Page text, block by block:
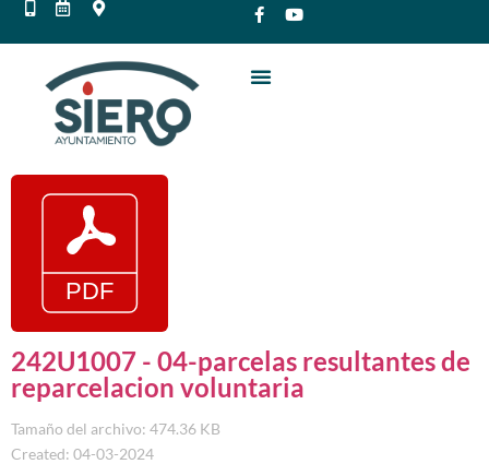
242U1007 - 04-parcelas resultantes de
reparcelacion voluntaria
Tamaño del archivo: 474.36 KB
Created: 04-03-2024